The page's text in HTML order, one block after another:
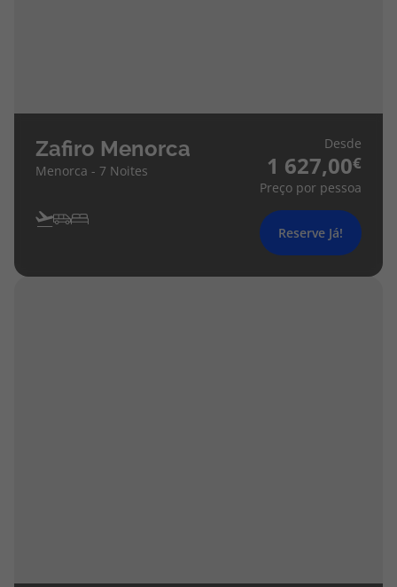
Zafiro Menorca
Menorca - 7 Noites
Desde
1 627,00
Preço por pessoa
Reserve Já!